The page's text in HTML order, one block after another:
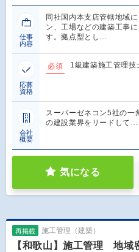
仕事
内容
同社国内本支店管轄地域
ン、工場などの建築工事
す。拠点型とし…
応募
資格
必須 1級建築施工管理
会社
概要
スーパーゼネコン5社の
の建設業界をリードして…
気になる
再掲載 施工管理（建築）
【和歌山】施工管理 地